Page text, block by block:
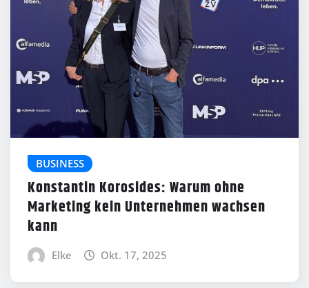
BUSINESS
Konstantin Korosides: Warum ohne
Marketing kein Unternehmen wachsen
kann
Elke Okt. 17, 2025